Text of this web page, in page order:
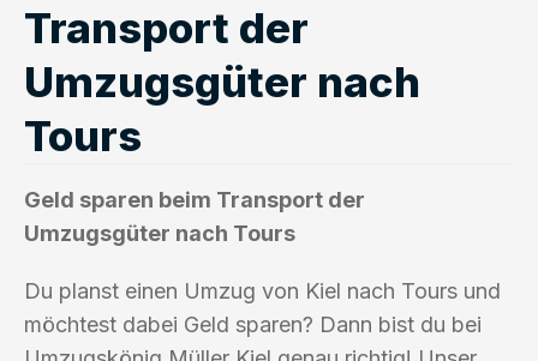
Transport der
Umzugsgüter nach
Tours
Geld sparen beim Transport der
Umzugsgüter nach Tours
Du planst einen Umzug von Kiel nach Tours und
möchtest dabei Geld sparen? Dann bist du bei